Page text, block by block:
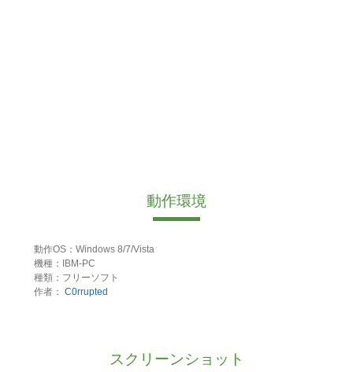
動作環境
動作OS：Windows 8/7/Vista
機種：IBM-PC
種類：フリーソフト
作者： C0rrupted
スクリーンショット